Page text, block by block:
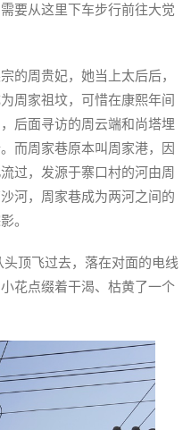
要从这里下车步行前往大觉
周贵妃，她当上太后后，
周家祖坟，可惜在康熙年间
后面寻访的周云端和尚塔埋
而周家巷原本叫周家港，因
过，发源于寨口村的河由周
河，周家巷成为两河之间的
。
顶飞过去，落在对面的电线
花点缀着干渴、枯黄了一个